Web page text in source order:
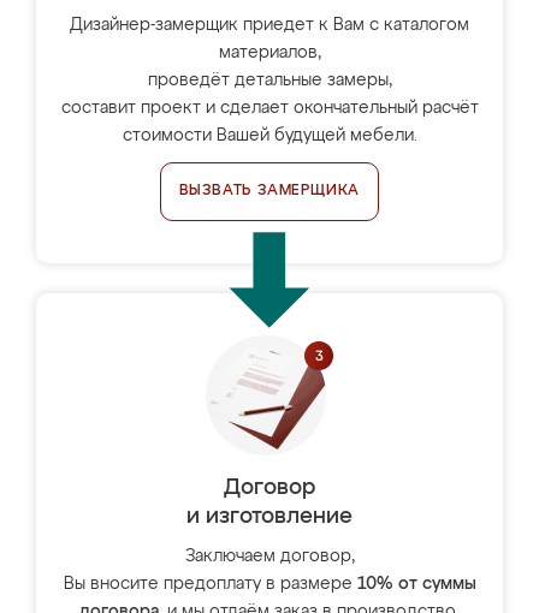
Дизайнер-замерщик приедет к Вам с каталогом
материалов,
проведёт детальные замеры,
составит проект и сделает окончательный расчёт
стоимости Вашей будущей мебели.
ВЫЗВАТЬ ЗАМЕРЩИКА
Договор
и изготовление
Заключаем договор,
Вы вносите предоплату в размере 10% от суммы